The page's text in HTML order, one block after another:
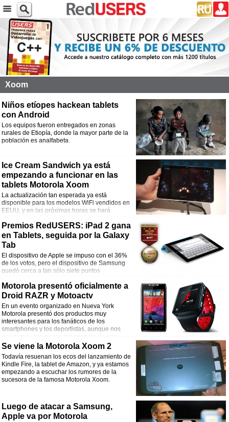
Xoom
Niños etíopes hackean tablets
con Android
Los equipos fueron entregados en zonas
rurales de Etiopía, donde la mayor parte de la
población es analfabeta.
Ice Cream Sandwich ya está
empezando a funcionar en las
tablets Motorola Xoom
La actualización tan esperada ya está
disponible para los modelos WiFi vendidos en
EEUU, y en las próximas horas se hará
Premios RedUSERS: iPad 2 gana
en Tablets, seguida por la Galaxy
Tab
El dispositivo de Apple se impuso con el 36%
de los votos, pero el dispositivo de Samsung
quedó cerca a tan sólo siete puntos
Motorola presentó oficialmente a
Droid RAZR y Motoactv
En un evento organizado en Nueva York
Motorola presentó dos productos muy
interesantes para los fanáticos de los
smartphones y los deportistas, aunque nos
quedamos con ganas del anuncio de una
nueva Xoom.
Se viene la Motorola Xoom 2
Todavía resuenan los ecos del lanzamiento de
Kindle Fire, la tablet de Amazon, y ya estamos
empezando a escuchar los rumores de la
sucesora de la famosa Motorola Xoom.
Luego de atacar a Samsung,
Apple va por Motorola